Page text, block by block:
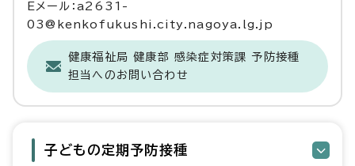
Eメール：a2631-
03@kenkofukushi.city.nagoya.lg.jp
健康福祉局 健康部 感染症対策課 予防接種
担当へのお問い合わせ
子どもの定期予防接種